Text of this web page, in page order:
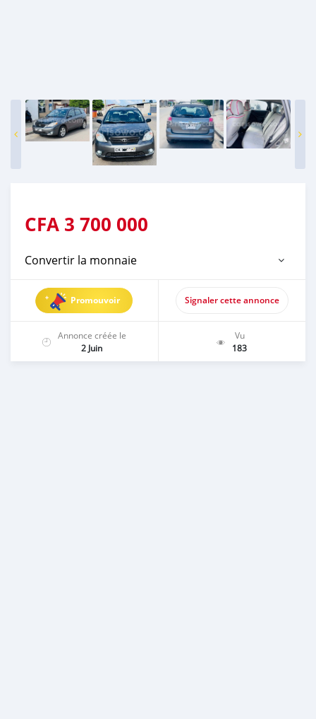
CFA 3 700 000
Convertir la monnaie
Promouvoir Signaler cette annonce
Annonce créée le
2 Juin
Vu
183